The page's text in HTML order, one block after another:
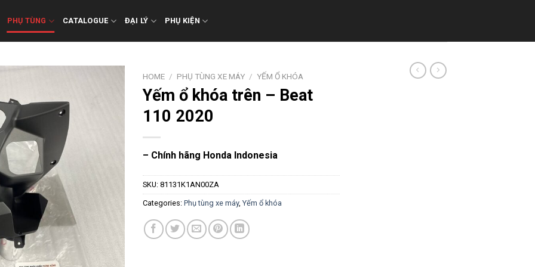
PHỤ TÙNG CATALOGUE ĐẠI LÝ PHỤ KIỆN
HOME / PHỤ TÙNG XE MÁY / YẾM Ổ KHÓA
Yếm ổ khóa trên – Beat
110 2020
– Chính hãng Honda Indonesia
SKU: 81131K1AN00ZA
Categories: Phụ tùng xe máy, Yếm ổ khóa